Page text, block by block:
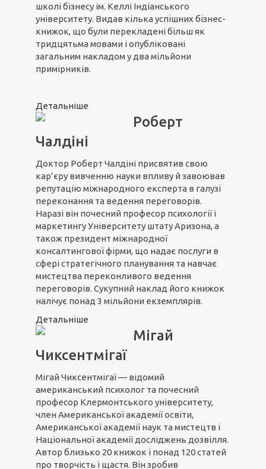
школі бізнесу ім. Келлі Індіанського
університету. Видав кілька успішних бізнес-
книжок, що були перекладені більш як
тридцятьма мовами і опубліковані
загальним накладом у два мільйони
примірників.
Детальніше
Роберт
Чалдіні
Доктор Роберт Чалдіні присвятив свою
кар’єру вивченню науки впливу й завоював
репутацію міжнародного експерта в галузі
переконання та ведення переговорів.
Наразі він почесний професор психології і
маркетингу Університету штату Аризона, а
також президент міжнародної
консалтингової фірми, що надає послуги в
сфері стратегічного планування та навчає
мистецтва переконливого ведення
переговорів. Сукупний наклад його книжок
налічує понад 3 мільйони екземплярів.
Детальніше
Мігай
Чиксентмігаї
Мігай Чиксентмігаї — відомий
американський психолог та почесний
професор Клермонтського університету,
член Американської академії освіти,
Американської академії наук та мистецтв і
Національної академії досліджень дозвілля.
Автор близько 20 книжок і понад 120 статей
про творчість і щастя. Він зробив